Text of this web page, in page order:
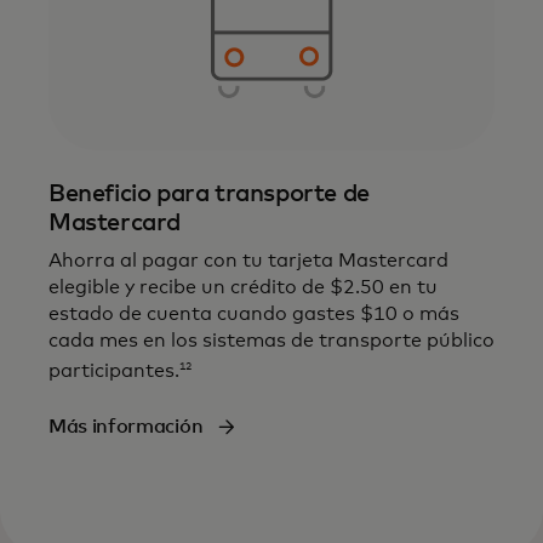
Beneficio para transporte de
Mastercard
Ahorra al pagar con tu tarjeta Mastercard
elegible y recibe un crédito de $2.50 en tu
estado de cuenta cuando gastes $10 o más
cada mes en los sistemas de transporte público
participantes. 12
Más información